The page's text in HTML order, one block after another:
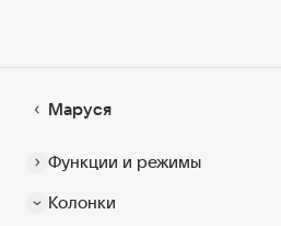
Маруся
Функции и режимы
Колонки